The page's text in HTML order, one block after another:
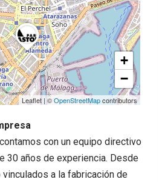
+
−
Leaflet | ©OpenStreetMapcontributors
con un equipo directivo
30 años de experiencia. Desde
a la fabricación de